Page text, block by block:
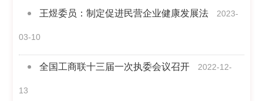
王煜委员：制定促进民营企业健康发展法 2023-
03-10
全国工商联十三届一次执委会议召开 2022-12-
13